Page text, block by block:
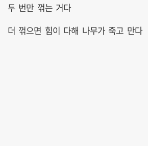
두 번만 꺾는 거다
더 꺾으면 힘이 다해 나무가 죽고 만다